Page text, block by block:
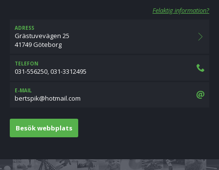
Felaktig information?
ADRESS
Grästuvevägen 25
41749 Göteborg
TELEFON
031-556250, 031-3312495
E-MAIL
moc.liamtoh@kipstreb
Besök webbplats